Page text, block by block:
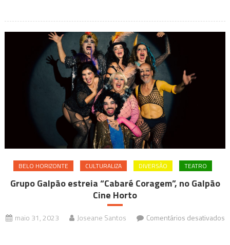
Estamos
Aqui”
BELO HORIZONTE CULTURALIZA DIVERSÃO TEATRO
Grupo Galpão estreia “Cabaré Coragem”, no Galpão
Cine Horto
maio 31, 2023 Joseane Santos
Comentários desativados